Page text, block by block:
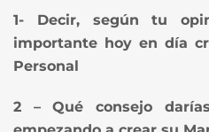
1- Decir, según tu
importante hoy en día
Personal
2 – Qué consejo